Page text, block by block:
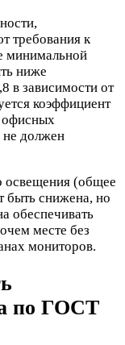
требования к
минимальной
ниже
в зависимости от
коэффициент
офисных
должен
освещения (общее
быть снижена, но
обеспечивать
месте без
мониторов.
по ГОСТ